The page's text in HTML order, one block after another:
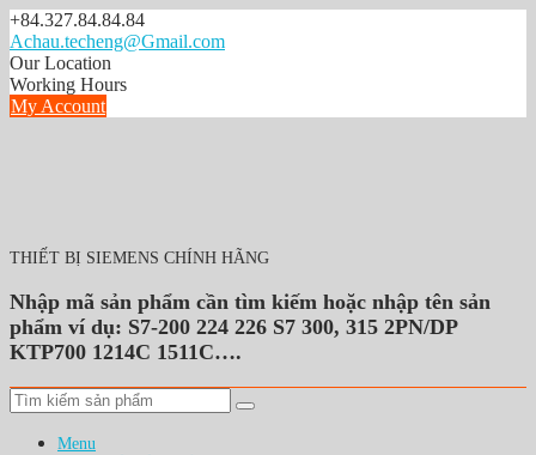
S
k
i
p
t
n
+84.327.84.84.84
Achau.techeng@Gmail.com
Our Location
Working Hours
My Account
THIẾT BỊ SIEMENS CHÍNH HÃNG
Nhập mã sản phẩm cần tìm kiếm hoặc nhập tên sản
phẩm ví dụ: S7-200 224 226 S7 300, 315 2PN/DP
KTP700 1214C 1511C….
Menu